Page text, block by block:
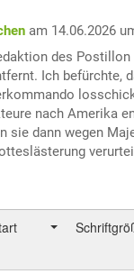
am 14.06.2026
des
Ich befürchte,
nach Amerika
sie dann wegen